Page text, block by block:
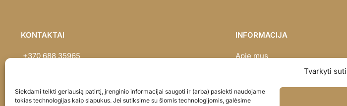
Tvarkyti
Siekdami teikti geriausią patirtį, įrenginio informacijai saugoti ir (arba) pasiekti naudojame
tokias technologijas kaip slapukus. Jei sutiksime su šiomis technologijomis, galėsime
KONTAKTAI
+370 688 35965
INFORMACIJA
Apie mus
Privatumo politika